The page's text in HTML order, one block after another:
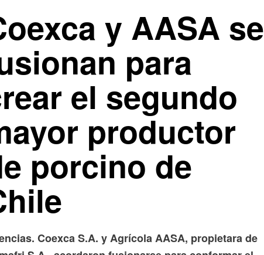
y AASA se
para
el segundo
productor
porcino de
Coexca S.A. y Agrícola AASA, propietara de